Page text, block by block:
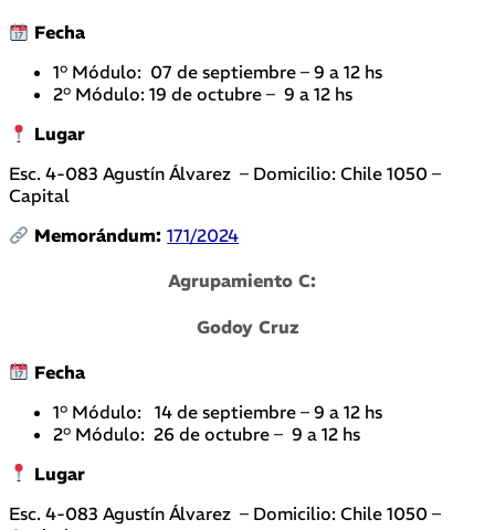
Fecha
1° Módulo: 07 de septiembre – 9 a 12 hs
2° Módulo: 19 de octubre – 9 a 12 hs
Lugar
Esc. 4-083 Agustín Álvarez – Domicilio: Chile 1050 –
Capital
Memorándum:171/2024
Agrupamiento C:
Godoy Cruz
Fecha
1° Módulo: 14 de septiembre – 9 a 12 hs
2° Módulo: 26 de octubre – 9 a 12 hs
Lugar
Esc. 4-083 Agustín Álvarez – Domicilio: Chile 1050 –